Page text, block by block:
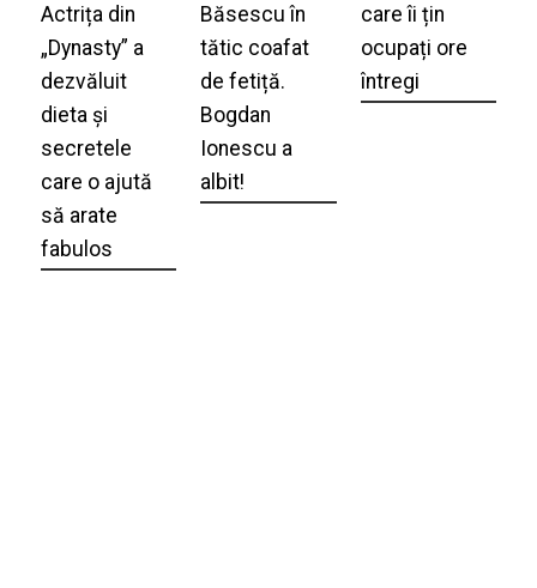
Actrița din
„Dynasty” a
dezvăluit
dieta și
secretele
care o ajută
să arate
fabulos
Băsescu în
tătic coafat
de fetiță.
Bogdan
Ionescu a
albit!
care îi țin
ocupați ore
întregi